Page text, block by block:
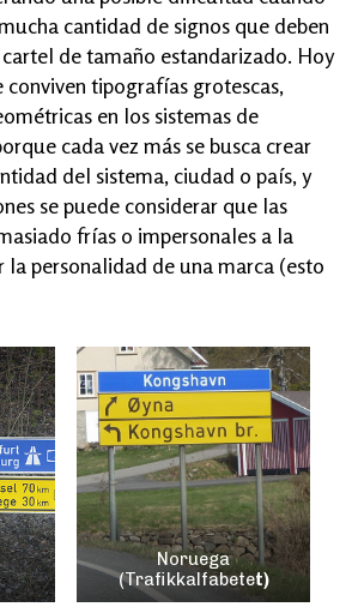
cantidad de signos que deben
de tamaño estandarizado. Hoy
conviven tipografías grotescas,
en los sistemas de
cada vez más se busca crear
del sistema, ciudad o país, y
se puede considerar que las
frías o impersonales a la
personalidad de una marca (esto
Noruega
(Trafikkalfabetet)